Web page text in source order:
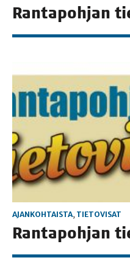
Ran­ta­poh­jan
AJANKOHTAISTA, TIETOVISAT
Ran­ta­poh­jan